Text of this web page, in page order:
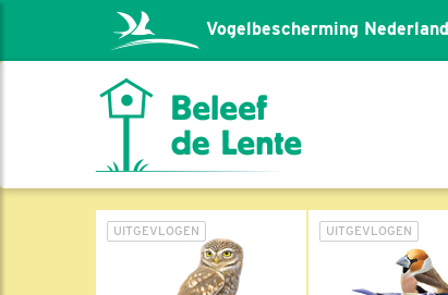
Vogelbescherming Nederland
UITGEVLOGEN UITGEVLOGEN